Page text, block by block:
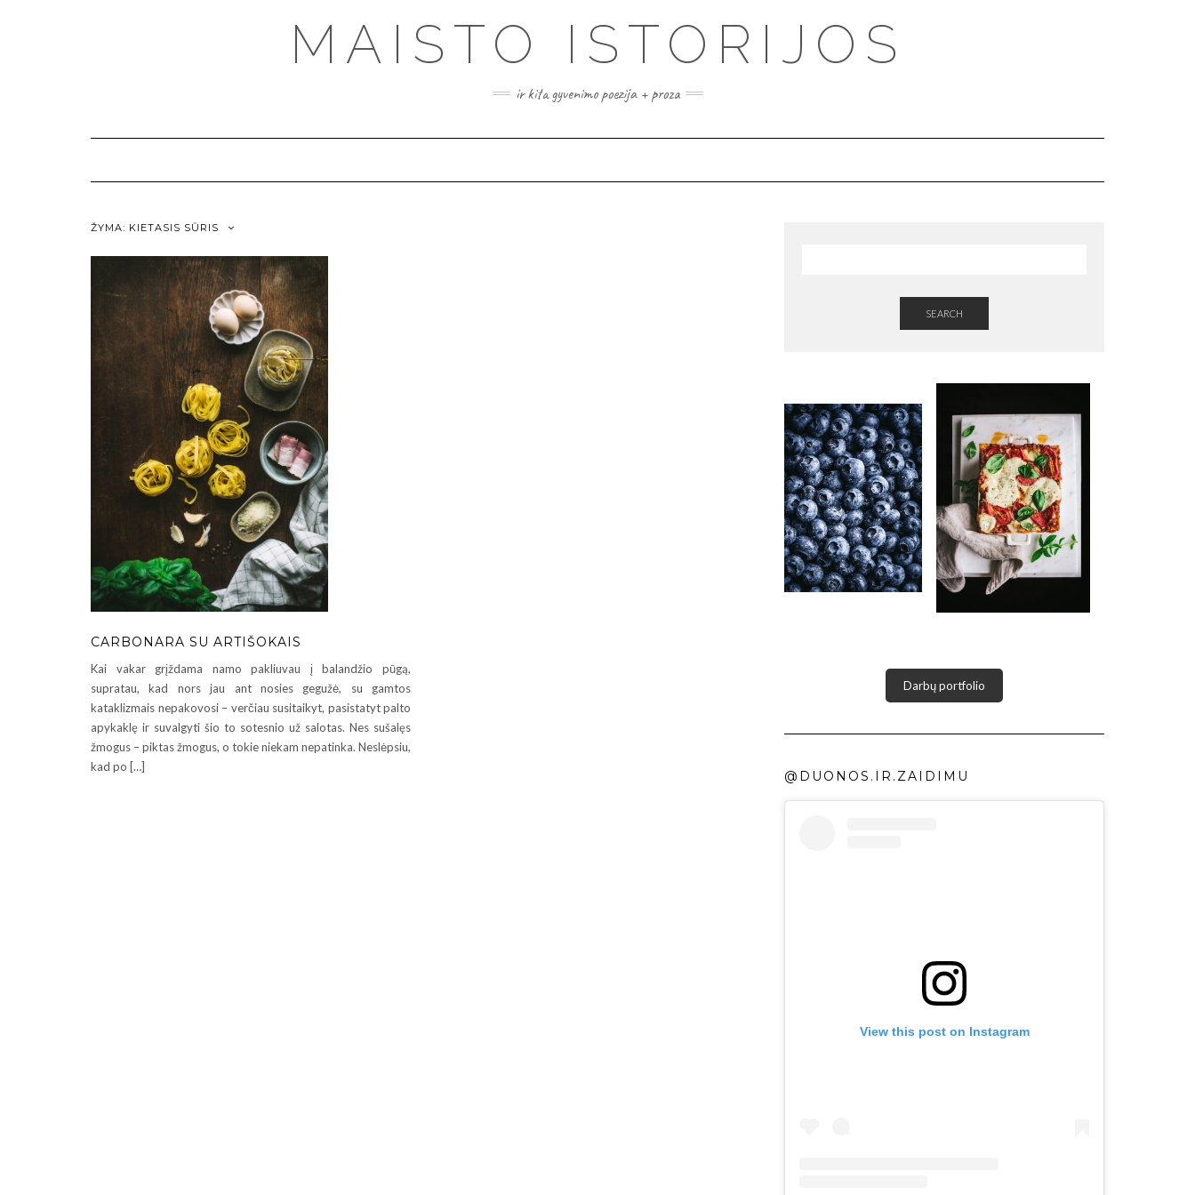
MAISTO ISTORIJOS
ir kita gyvenimo poezija + proza
ŽYMA: KIETASIS SŪRIS
CARBONARA SU ARTIŠOKAIS
Kai vakar grįždama namo pakliuvau į balandžio pūgą,
supratau, kad nors jau ant nosies gegužė, su gamtos
kataklizmais nepakovosi – verčiau susitaikyt, pasistatyt palto
apykaklę ir suvalgyti šio to sotesnio už salotas. Nes sušalęs
žmogus – piktas žmogus, o tokie niekam nepatinka. Neslėpsiu,
kad po […]
SEARCH
Darbų portfolio
@DUONOS.IR.ZAIDIMU
View this post on Instagram